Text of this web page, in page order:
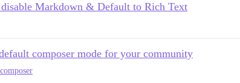
Markdown & Default to Rich Text
composer mode for your community
composer